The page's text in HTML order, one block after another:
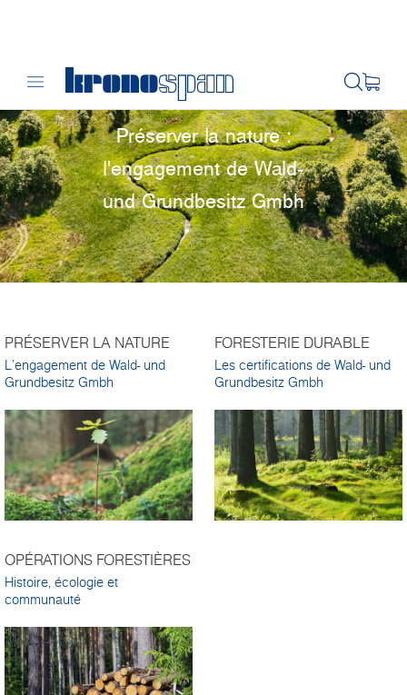
Préserver la nature :
l'engagement de Wald-
und Grundbesitz Gmbh
PRÉSERVER LA NATURE
L'engagement de Wald- und
Grundbesitz Gmbh
FORESTERIE DURABLE
Les certifications de Wald- und
Grundbesitz Gmbh
OPÉRATIONS FORESTIÈRES
Histoire, écologie et
communauté